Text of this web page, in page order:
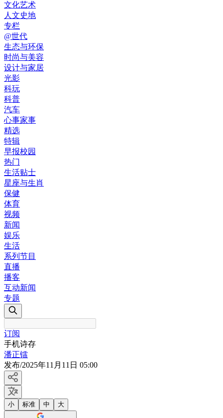
文化艺术
人文史地
专栏
@世代
生态与环保
时尚与美容
设计与家居
光影
科玩
科普
汽车
心事家事
精选
特辑
早报校园
热门
生活贴士
星座与生肖
保健
体育
视频
新闻
娱乐
生活
系列节目
直播
播客
互动新闻
专题
订阅
手机诗存
潘正镭
发布/2025年11月11日 05:00
小 标准 中 大